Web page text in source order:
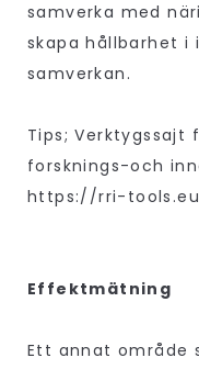
samverka med
skapa hållbarhet i
samverkan.
Tips; Verktygssajt
forsknings-och
https://rri-
Effektmätning
Ett annat område